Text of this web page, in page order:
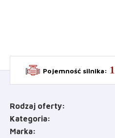
Pojemność silnika:
Rodzaj oferty
Kategoria
Marka